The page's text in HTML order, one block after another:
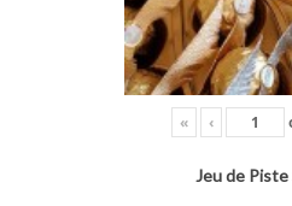
« ‹
Jeu de